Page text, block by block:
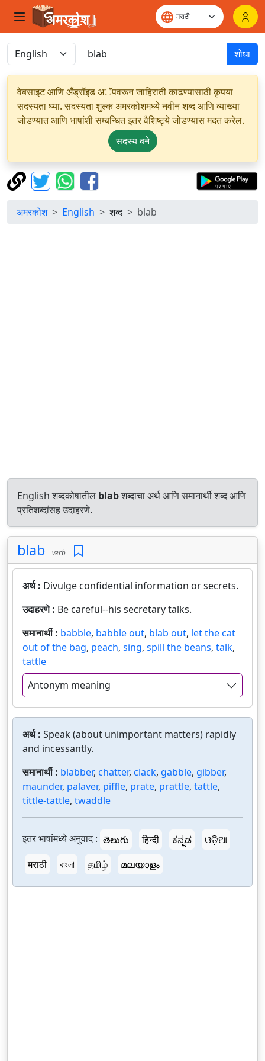
शोधा
वेबसाइट आणि अँड्रॉइड अॅपवरून जाहिराती काढण्यासाठी कृपया
सदस्यता घ्या. सदस्यता शुल्क अमरकोशमध्ये नवीन शब्द आणि व्याख्या
जोडण्यात आणि भाषांशी सम्बन्धित इतर वैशिष्ट्ये जोडण्यास मदत करेल.
सदस्य बने
अमरकोश English शब्द blab
English शब्दकोषातील blabशब्दाचा अर्थ आणि समानार्थी शब्द आणि
प्रतिशब्दांसह उदाहरणे.
blab verb
अर्थ : Divulge confidential information or secrets.
उदाहरणे : Be careful--his secretary talks.
समानार्थी : babble, babble out, blab out, let the cat
out of the bag, peach, sing, spill the beans, talk,
tattle
Antonym meaning
अर्थ : Speak (about unimportant matters) rapidly
and incessantly.
समानार्थी : blabber, chatter, clack, gabble, gibber,
maunder, palaver, piffle, prate, prattle, tattle,
tittle-tattle, twaddle
इतर भाषांमध्ये अनुवाद : తెలుగు हिन्दी ಕನ್ನಡ
ଓଡ଼ିଆ
मराठी
বাংলা தமிழ் മലയാളം